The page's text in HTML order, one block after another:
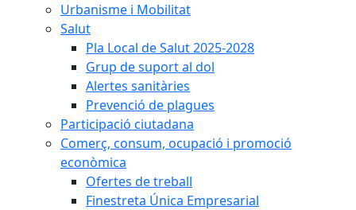
Urbanisme i Mobilitat
Salut
Pla Local de Salut 2025-2028
Grup de suport al dol
Alertes sanitàries
Prevenció de plagues
Participació ciutadana
Comerç, consum, ocupació i promoció
econòmica
Ofertes de treball
Finestreta Única Empresarial